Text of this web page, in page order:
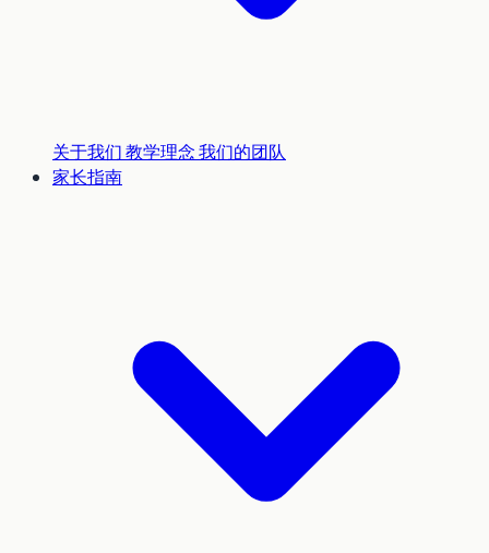
关于我们教学理念我们的团队
家长指南